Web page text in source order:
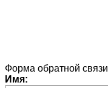
Форма обратной связи
Имя: